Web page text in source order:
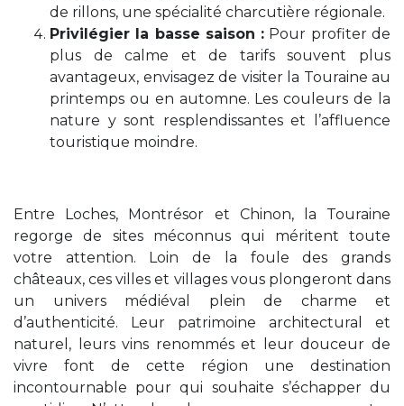
de rillons, une spécialité charcutière régionale.
Privilégier la basse saison : Pour profiter de
plus de calme et de tarifs souvent plus
avantageux, envisagez de visiter la Touraine au
printemps ou en automne. Les couleurs de la
nature y sont resplendissantes et l’affluence
touristique moindre.
Entre Loches, Montrésor et Chinon, la Touraine
regorge de sites méconnus qui méritent toute
votre attention. Loin de la foule des grands
châteaux, ces villes et villages vous plongeront dans
un univers médiéval plein de charme et
d’authenticité. Leur patrimoine architectural et
naturel, leurs vins renommés et leur douceur de
vivre font de cette région une destination
incontournable pour qui souhaite s’échapper du